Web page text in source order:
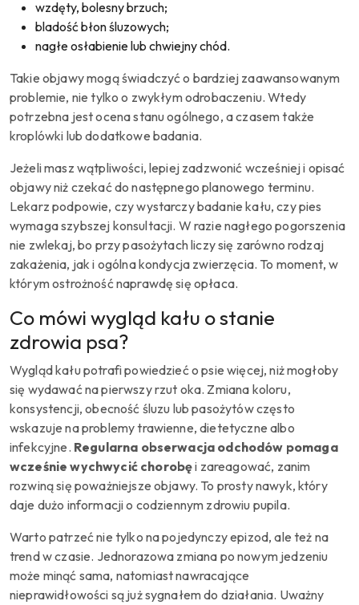
wzdęty, bolesny brzuch;
bladość błon śluzowych;
nagłe osłabienie lub chwiejny chód.
Takie objawy mogą świadczyć o bardziej zaawansowanym
problemie, nie tylko o zwykłym odrobaczeniu. Wtedy
potrzebna jest ocena stanu ogólnego, a czasem także
kroplówki lub dodatkowe badania.
Jeżeli masz wątpliwości, lepiej zadzwonić wcześniej i opisać
objawy niż czekać do następnego planowego terminu.
Lekarz podpowie, czy wystarczy badanie kału, czy pies
wymaga szybszej konsultacji. W razie nagłego pogorszenia
nie zwlekaj, bo przy pasożytach liczy się zarówno rodzaj
zakażenia, jak i ogólna kondycja zwierzęcia. To moment, w
którym ostrożność naprawdę się opłaca.
Co mówi wygląd kału o stanie
zdrowia psa?
Wygląd kału potrafi powiedzieć o psie więcej, niż mogłoby
się wydawać na pierwszy rzut oka. Zmiana koloru,
konsystencji, obecność śluzu lub pasożytów często
wskazuje na problemy trawienne, dietetyczne albo
infekcyjne. Regularna obserwacja odchodów pomaga
wcześnie wychwycić chorobęi zareagować, zanim
rozwiną się poważniejsze objawy. To prosty nawyk, który
daje dużo informacji o codziennym zdrowiu pupila.
Warto patrzeć nie tylko na pojedynczy epizod, ale też na
trend w czasie. Jednorazowa zmiana po nowym jedzeniu
może minąć sama, natomiast nawracające
nieprawidłowości są już sygnałem do działania. Uważny